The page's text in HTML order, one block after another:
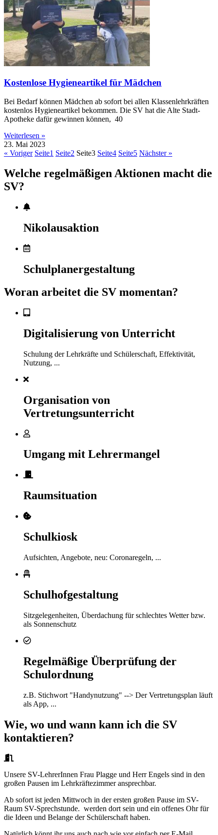
Kostenlose Hygieneartikel für Mädchen
Bei Bedarf können Mädchen ab sofort bei allen Klassenlehrkräften
kostenlos Hygieneartikel bekommen. Die SV hat die Alte Stadt-
Apotheke dafür gewinnen können, 40
Weiterlesen »
23. Mai 2023
« Voriger Seite1 Seite2 Seite3 Seite4 Seite5 Nächster »
Welche regelmäßigen Aktionen macht die
SV?
Nikolausaktion
Schulplanergestaltung
Woran arbeitet die SV momentan?
Digitalisierung von Unterricht
Schulung der Lehrkräfte und Schülerschaft, Effektivität,
Nutzung, ...
Organisation von
Vertretungsunterricht
Umgang mit Lehrermangel
Raumsituation
Schulkiosk
Aufsichten, Angebote, neu: Coronaregeln, ...
Schulhofgestaltung
Sitzgelegenheiten, Überdachung für schlechtes Wetter bzw.
als Sonnenschutz
Regelmäßige Überprüfung der
Schulordnung
z.B. Stichwort "Handynutzung" --> Der Vertretungsplan läuft
als App, ...
Wie, wo und wann kann ich die SV
kontaktieren?
Unsere SV-LehrerInnen Frau Plagge und Herr Engels sind in den
großen Pausen im Lehrkräftezimmer ansprechbar.
Ab sofort ist jeden Mittwoch in der ersten großen Pause im SV-
Raum SV-Sprechstunde. werden dort sein und ein offenes Ohr für
die Ideen und Belange der Schülerschaft haben.